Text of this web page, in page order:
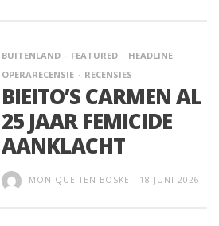
BUITENLAND FEATURED
HEADLINE
OPERARECENSIE
RECENSIES
BIEITO’S CARMEN AL
25 JAAR FEMICIDE
AANKLACHT
MONIQUE TEN BOSKE - 18 JUNI 2026